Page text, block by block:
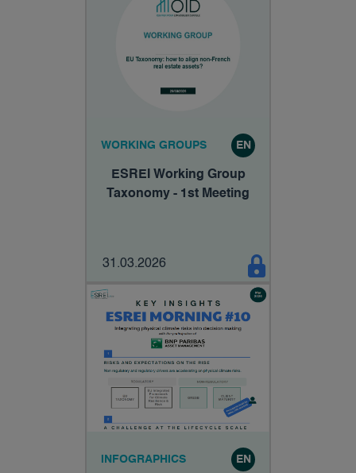
WORKING GROUPS EN
ESREI Working Group
Taxonomy - 1st Meeting
31.03.2026
INFOGRAPHICS EN